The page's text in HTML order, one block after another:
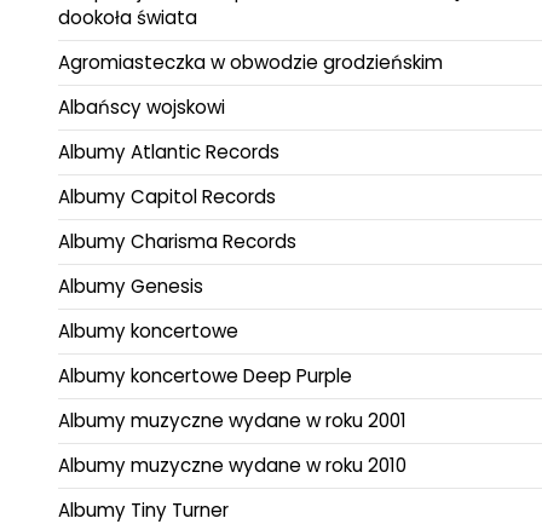
dookoła świata
Agromiasteczka w obwodzie grodzieńskim
Albańscy wojskowi
Albumy Atlantic Records
Albumy Capitol Records
Albumy Charisma Records
Albumy Genesis
Albumy koncertowe
Albumy koncertowe Deep Purple
Albumy muzyczne wydane w roku 2001
Albumy muzyczne wydane w roku 2010
Albumy Tiny Turner